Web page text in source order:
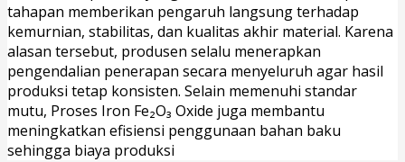
tahapan memberikan pengaruh langsung terhadap
kemurnian, stabilitas, dan kualitas akhir material. Karena
alasan tersebut, produsen selalu menerapkan
pengendalian penerapan secara menyeluruh agar hasil
produksi tetap konsisten. Selain memenuhi standar
mutu, Proses Iron Fe₂O₃ Oxide juga membantu
meningkatkan efisiensi penggunaan bahan baku
sehingga biaya produksi